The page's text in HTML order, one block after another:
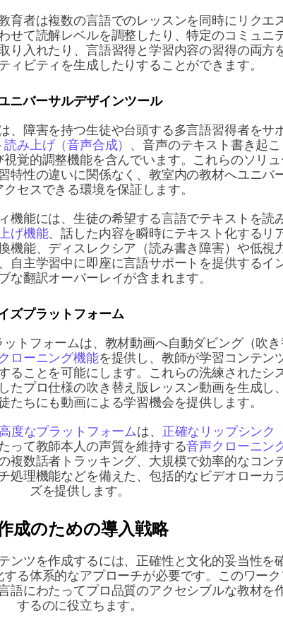
育者は複数の言語でのレッスンを同時にリクエ
せて読解レベルを調整したり、特定のコミュニ
り入れたり、言語習得と学習内容の習得の両方
ィビティを生成したりすることができます。
ニバーサルデザインツール
、障害を持つ生徒や台頭する多言語習得者をサ
み上げ（音声合成） 、音声のテキスト書き起こ
視覚的調整機能を含んでいます。これらのソリ
特性の違いに関係なく、教室内の教材へユニバ
クセスできる環境を保証します。
機能には、生徒の希望する言語でテキストを読
げ機能、話した内容を瞬時にテキスト化するリ
機能、ディスレクシア（読み書き障害）や低視
自主学習中に即座に言語サポートを提供するイ
な翻訳オーバーレイが含まれます。
ズプラットフォーム
トフォームは、教材動画へ自動ダビング（吹
ローニング機能を提供し、教師が学習コンテン
ることを可能にします。これらの洗練されたシ
たプロ仕様の吹き替え版レッスン動画を生成し
たちにも動画による学習機会を提供します。
度なプラットフォームは、 正確なリップシンク
って教師本人の声質を維持する音声クローニン
複数話者トラッキング、大規模で効率的なコン
処理機能などを備えた、包括的なビデオローカ
ズを提供します。
成のための導入戦略
ンツを作成するには、正確性と文化的妥当性を
する体系的なアプローチが必要です。このワーク
語にわたってプロ品質のアクセシブルな教材を
するのに役立ちます。